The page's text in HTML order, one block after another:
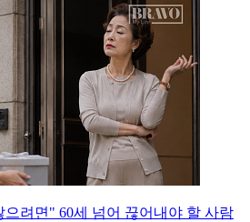
으려면" 60세 넘어 끊어내야 할 사람